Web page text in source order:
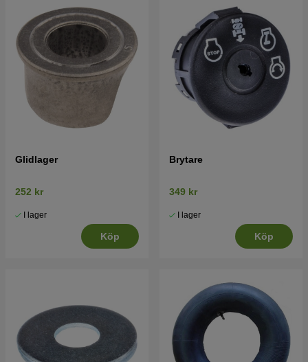
Glidlager
252 kr
I lager
Köp
Brytare
349 kr
I lager
Köp